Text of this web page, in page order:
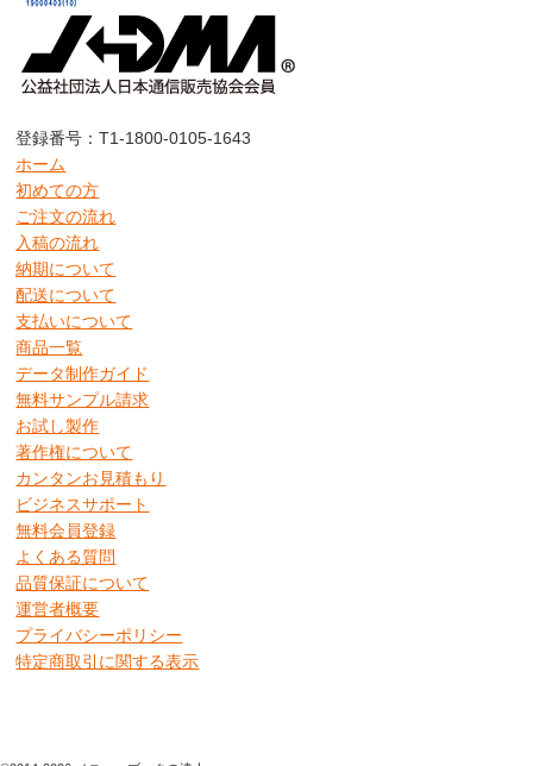
登録番号：T1-1800-0105-1643
ホーム
初めての方
ご注文の流れ
入稿の流れ
納期について
配送について
支払いについて
商品一覧
データ制作ガイド
無料サンプル請求
お試し製作
著作権について
カンタンお見積もり
ビジネスサポート
無料会員登録
よくある質問
品質保証について
運営者概要
プライバシーポリシー
特定商取引に関する表示